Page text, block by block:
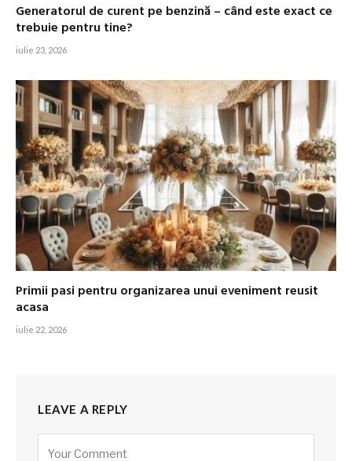
Generatorul de curent pe benzină – când este exact ce
trebuie pentru tine?
iulie 23, 2026
Primii pasi pentru organizarea unui eveniment reusit
acasa
iulie 22, 2026
LEAVE A REPLY